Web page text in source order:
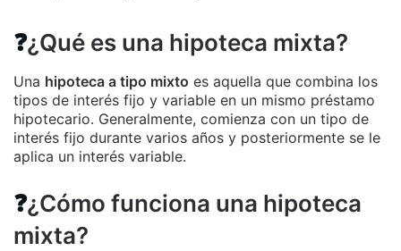
❓¿Qué es una hipoteca mixta?
Una hipoteca a tipo mixto es aquella que combina los
tipos de interés fijo y variable en un mismo préstamo
hipotecario. Generalmente, comienza con un tipo de
interés fijo durante varios años y posteriormente se le
aplica un interés variable.
❓¿Cómo funciona una hipoteca
mixta?